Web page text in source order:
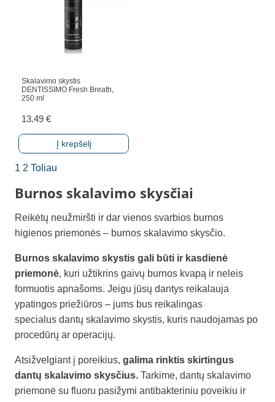
Skalavimo skystis
DENTISSIMO Fresh Breath,
250 ml
13.49 €
Į krepšelį
1 2 Toliau
Burnos skalavimo skysčiai
Reikėtų neužmiršti ir dar vienos svarbios burnos
higienos priemonės – burnos skalavimo skysčio.
Burnos skalavimo skystis gali būti ir kasdienė
priemonė, kuri užtikrins gaivų burnos kvapą ir neleis
formuotis apnašoms. Jeigu jūsų dantys reikalauja
ypatingos priežiūros – jums bus reikalingas
specialus dantų skalavimo skystis, kuris naudojamas po
procedūrų ar operacijų.
Atsižvelgiant į poreikius, galima rinktis skirtingus
dantų skalavimo skysčius. Tarkime, dantų skalavimo
priemonė su fluoru pasižymi antibakteriniu poveikiu ir